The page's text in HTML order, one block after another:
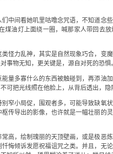
中间看她叽里咕噜念咒语，不知道念
油灯上面绕一圈，喊那家人带回去
怪力乱神，其实是自然现象巧合，变
事物无知，更关键是，源自对死的恐惧
量多寡什么的东西被触碰到，再添油
把光线照在他脸上，从背后透出，隐
小局促，围观者多，可能导致缺氧
传导出的影像，也许就是一幅壮丽的
高，绘制瑰丽的天顶壁画，或是极恶
悔倾诉发愿祝福诅咒之类。并且，无